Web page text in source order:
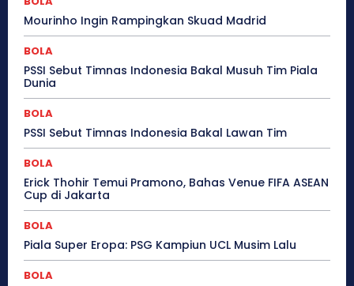
Mourinho Ingin Rampingkan Skuad Madrid
BOLA
PSSI Sebut Timnas Indonesia Bakal Musuh Tim Piala
Dunia
BOLA
PSSI Sebut Timnas Indonesia Bakal Lawan Tim
BOLA
Erick Thohir Temui Pramono, Bahas Venue FIFA ASEAN
Cup di Jakarta
BOLA
Piala Super Eropa: PSG Kampiun UCL Musim Lalu
BOLA